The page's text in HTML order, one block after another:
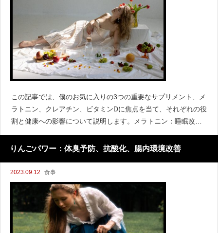
この記事では、僕のお気に入りの3つの重要なサプリメント、メ
ラトニン、クレアチン、ビタミンDに焦点を当て、それぞれの役
割と健康への影響について説明します。メラトニン：睡眠改善
と痩せやすい体づくりにメラトニンは、体内時計と睡眠サイク
ルに密接に関連しています。
りんごパワー：体臭予防、抗酸化、腸内環境改善
2023.09.12 食事